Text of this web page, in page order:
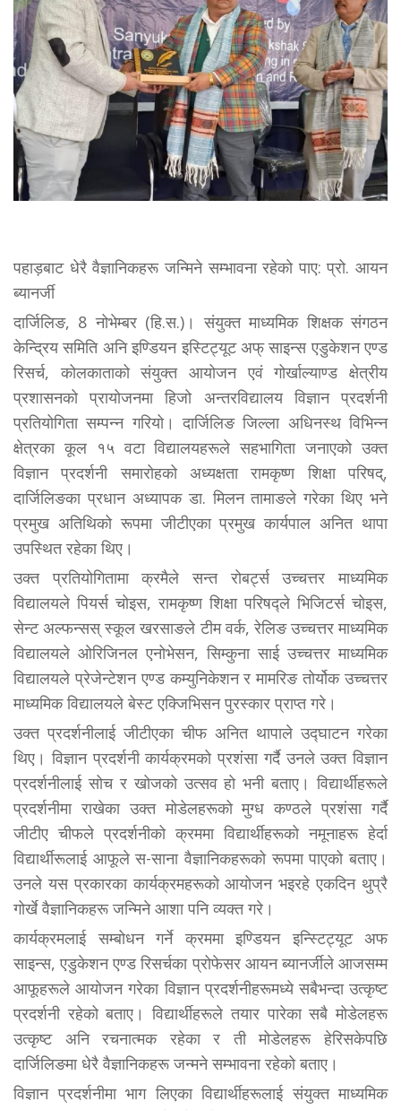
पहाड़बाट धेरै वैज्ञानिकहरू जन्मिने सम्भावना रहेको पाए: प्रो. आयन
ब्यानर्जी
दार्जिलिङ, 8 नोभेम्बर (हि.स.)। संयुक्त माध्यमिक शिक्षक संगठन
केन्द्रिय समिति अनि इण्डियन इस्टिट्यूट अफ् साइन्स एडुकेशन एण्ड
रिसर्च, कोलकाताको संयुक्त आयोजन एवं गोर्खाल्याण्ड क्षेत्रीय
प्रशासनको प्रायोजनमा हिजो अन्तरविद्यालय विज्ञान प्रदर्शनी
प्रतियोगिता सम्पन्न गरियो। दार्जिलिङ जिल्ला अधिनस्थ विभिन्न
क्षेत्रका कूल १५ वटा विद्यालयहरूले सहभागिता जनाएको उक्त
विज्ञान प्रदर्शनी समारोहको अध्यक्षता रामकृष्ण शिक्षा परिषद्,
दार्जिलिङका प्रधान अध्यापक डा. मिलन तामाङले गरेका थिए भने
प्रमुख अतिथिको रूपमा जीटीएका प्रमुख कार्यपाल अनित थापा
उपस्थित रहेका थिए।
उक्त प्रतियोगितामा क्रमैले सन्त रोबर्ट्स उच्चत्तर माध्यमिक
विद्यालयले पियर्स चोइस, रामकृष्ण शिक्षा परिषद्ले भिजिटर्स चोइस,
सेन्ट अल्फन्सस् स्कूल खरसाङले टीम वर्क, रेलिङ उच्चत्तर माध्यमिक
विद्यालयले ओरिजिनल एनोभेसन, सिम्कुना साई उच्चत्तर माध्यमिक
विद्यालयले प्रेजेन्टेशन एण्ड कम्युनिकेशन र मामरिङ तोर्योक उच्चत्तर
माध्यमिक विद्यालयले बेस्ट एक्जिभिसन पुरस्कार प्राप्त गरे।
उक्त प्रदर्शनीलाई जीटीएका चीफ अनित थापाले उद्घाटन गरेका
थिए। विज्ञान प्रदर्शनी कार्यक्रमको प्रशंसा गर्दै उनले उक्त विज्ञान
प्रदर्शनीलाई सोच र खोजको उत्सव हो भनी बताए। विद्यार्थीहरूले
प्रदर्शनीमा राखेका उक्त मोडेलहरूको मुग्ध कण्ठले प्रशंसा गर्दै
जीटीए चीफले प्रदर्शनीको क्रममा विद्यार्थीहरूको नमूनाहरू हेर्दा
विद्यार्थीरूलाई आफूले स-साना वैज्ञानिकहरूको रूपमा पाएको बताए।
उनले यस प्रकारका कार्यक्रमहरूको आयोजन भइरहे एकदिन थुप्रै
गोर्खे वैज्ञानिकहरू जन्मिने आशा पनि व्यक्त गरे।
कार्यक्रमलाई सम्बोधन गर्ने क्रममा इण्डियन इन्स्टिट्यूट अफ
साइन्स, एडुकेशन एण्ड रिसर्चका प्रोफेसर आयन ब्यानर्जीले आजसम्म
आफूहरूले आयोजन गरेका विज्ञान प्रदर्शनीहरूमध्ये सबैभन्दा उत्कृष्ट
प्रदर्शनी रहेको बताए। विद्यार्थीहरूले तयार पारेका सबै मोडेलहरू
उत्कृष्ट अनि रचनात्मक रहेका र ती मोडेलहरू हेरिसकेपछि
दार्जिलिङमा धेरै वैज्ञानिकहरू जन्मने सम्भावना रहेको बताए।
विज्ञान प्रदर्शनीमा भाग लिएका विद्यार्थीहरूलाई संयुक्त माध्यमिक